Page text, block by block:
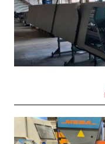
Hmotnost stroje
Řídící systém
Rok výroby:
Max. průměr řezaného